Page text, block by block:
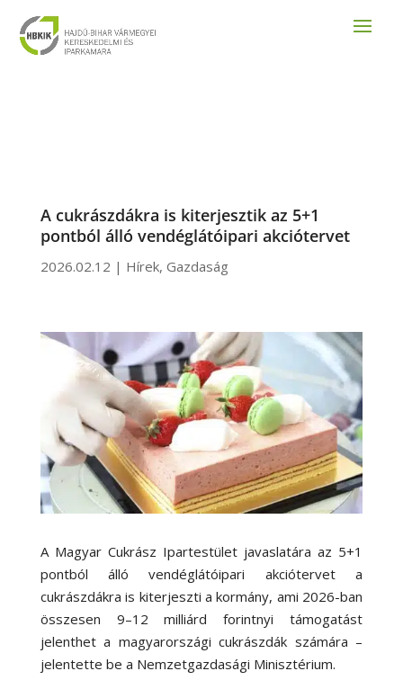
A cukrászdákra is kiterjesztik az 5+1
pontból álló vendéglátóipari akciótervet
2026.02.12 | Hírek, Gazdaság
A Magyar Cukrász Ipartestület javaslatára az 5+1
pontból álló vendéglátóipari akciótervet a
cukrászdákra is kiterjeszti a kormány, ami 2026-ban
összesen 9–12 milliárd forintnyi támogatást
jelenthet a magyarországi cukrászdák számára –
jelentette be a Nemzetgazdasági Minisztérium.